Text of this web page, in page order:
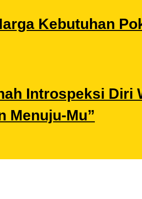
Kebutuhan
Introspeksi Diri
Menuju-Mu”